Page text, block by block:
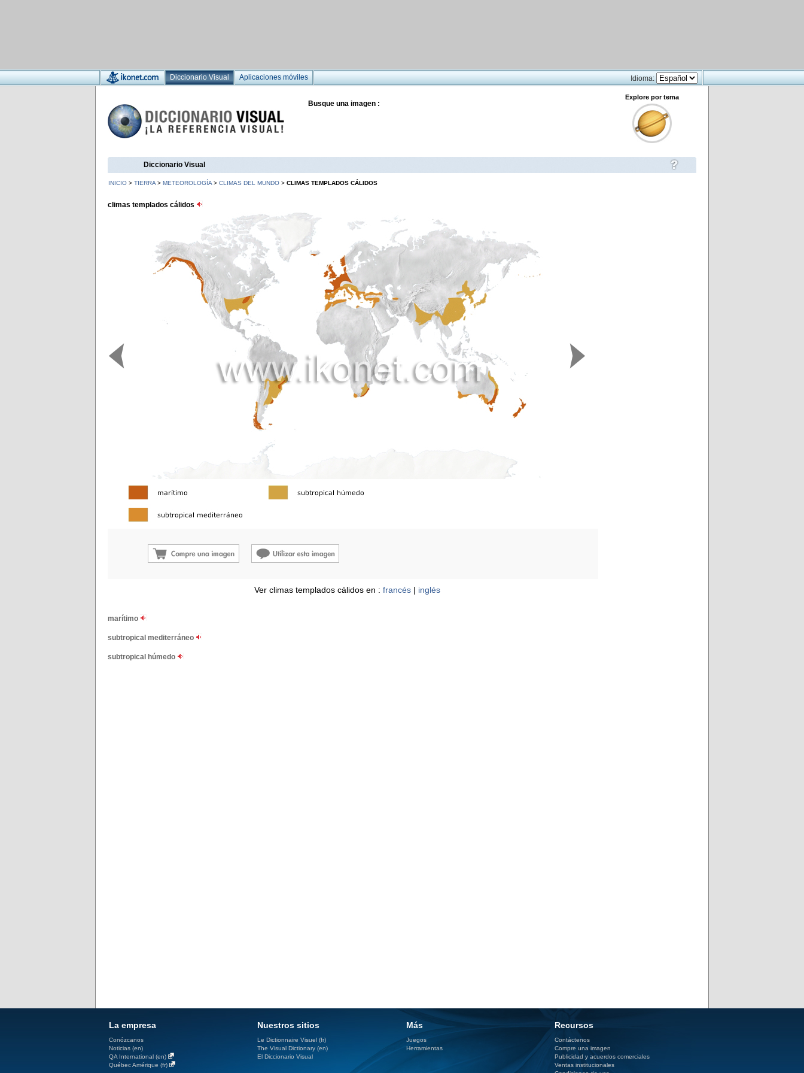
Diccionario Visual Aplicaciones móviles Idioma:
Busque una imagen :
Explore por tema
Diccionario Visual
INICIO > TIERRA > METEOROLOGÍA > CLIMAS DEL MUNDO > CLIMAS TEMPLADOS CÁLIDOS
climas templados cálidos
Ver climas templados cálidos en : francés| inglés
marítimo
subtropical mediterráneo
subtropical húmedo
La empresa
Conózcanos
Noticias (en)
QA International (en)
Québec Amérique (fr)
Nuestros sitios
Le Dictionnaire Visuel (fr)
The Visual Dictionary (en)
El Diccionario Visual
Más
Juegos
Herramientas
Recursos
Contáctenos
Compre una imagen
Publicidad y acuerdos comerciales
Ventas institucionales